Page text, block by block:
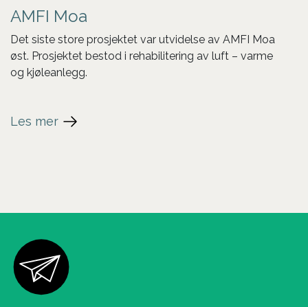
AMFI Moa
Det siste store prosjektet var utvidelse av AMFI Moa
øst. Prosjektet bestod i rehabilitering av luft – varme
og kjøleanlegg.
Les mer